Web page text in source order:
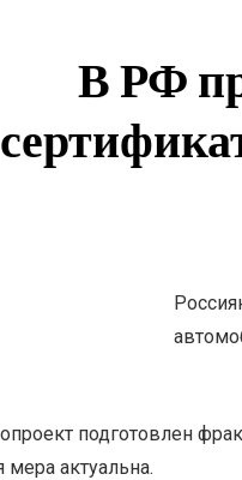
В РФ
подготовлен
мера актуальна.